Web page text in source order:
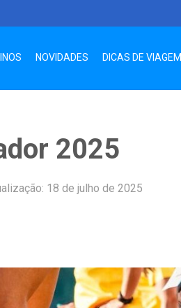
NOVIDADES DICAS DE VIAGEM
2025
18 de julho de 2025